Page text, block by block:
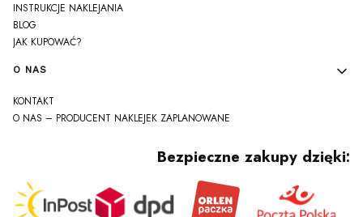
INSTRUKCJE NAKLEJANIA
BLOG
JAK KUPOWAĆ?
O NAS
KONTAKT
O NAS – PRODUCENT NAKLEJEK ZAPLANOWANE
Bezpieczne zakupy dzięki: